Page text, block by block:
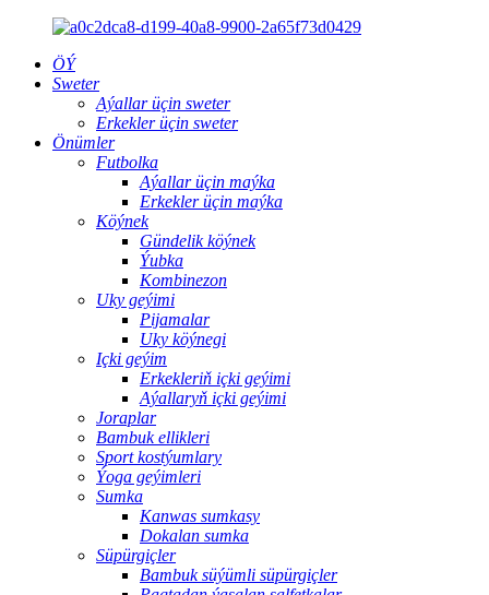
ÖÝ
Sweter
Aýallar üçin sweter
Erkekler üçin sweter
Önümler
Futbolka
Aýallar üçin maýka
Erkekler üçin maýka
Köýnek
Gündelik köýnek
Ýubka
Kombinezon
Uky geýimi
Pijamalar
Uky köýnegi
Içki geýim
Erkekleriň içki geýimi
Aýallaryň içki geýimi
Joraplar
Bambuk ellikleri
Sport kostýumlary
Ýoga geýimleri
Sumka
Kanwas sumkasy
Dokalan sumka
Süpürgiçler
Bambuk süýümli süpürgiçler